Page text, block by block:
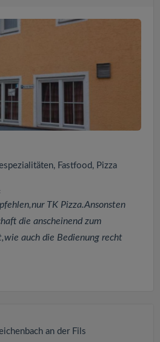
Fastfood, Pizza
TK Pizza.Ansonsten
die anscheinend zum
auch die Bedienung recht
an der Fils